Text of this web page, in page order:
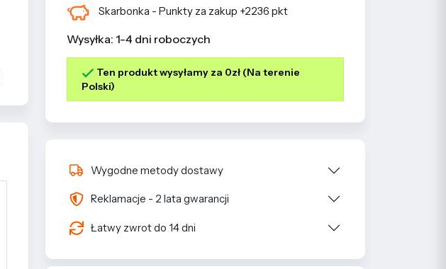
Skarbonka - Punkty za zakup +2236 pkt
Wysyłka: 1-4 dni roboczych
Ten produkt wysyłamy za 0zł (Na terenie
Polski)
Wygodne metody dostawy
Reklamacje - 2 lata gwarancji
Łatwy zwrot do 14 dni